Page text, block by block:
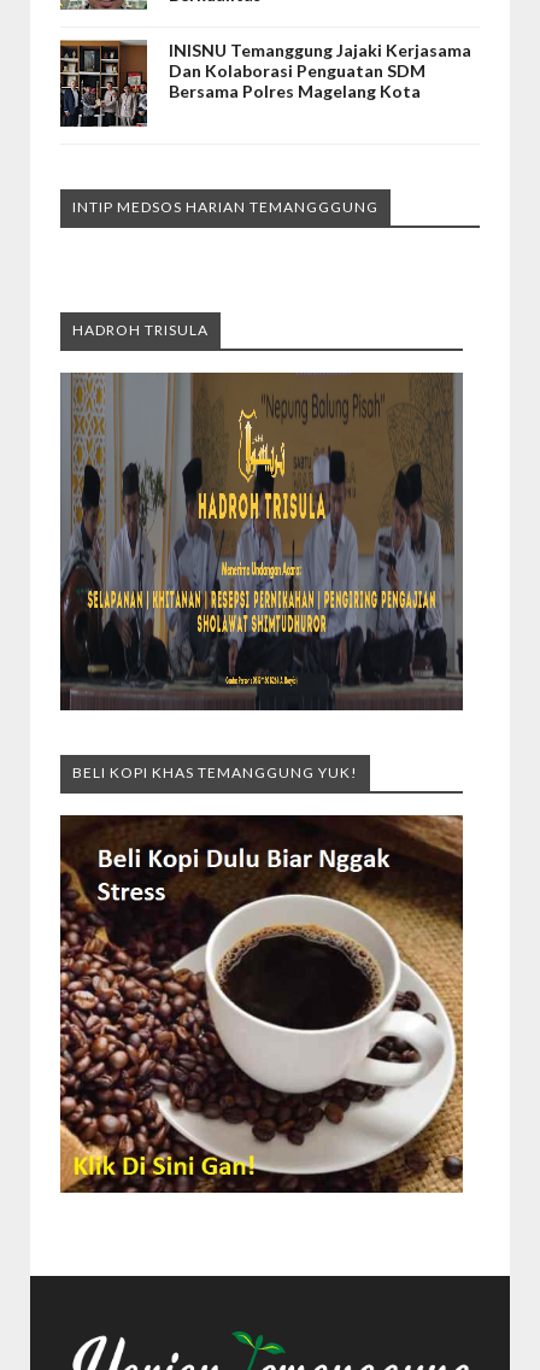
INISNU Temanggung Jajaki Kerjasama
Dan Kolaborasi Penguatan SDM
Bersama Polres Magelang Kota
INTIP MEDSOS HARIAN TEMANGGGUNG
HADROH TRISULA
BELI KOPI KHAS TEMANGGUNG YUK!